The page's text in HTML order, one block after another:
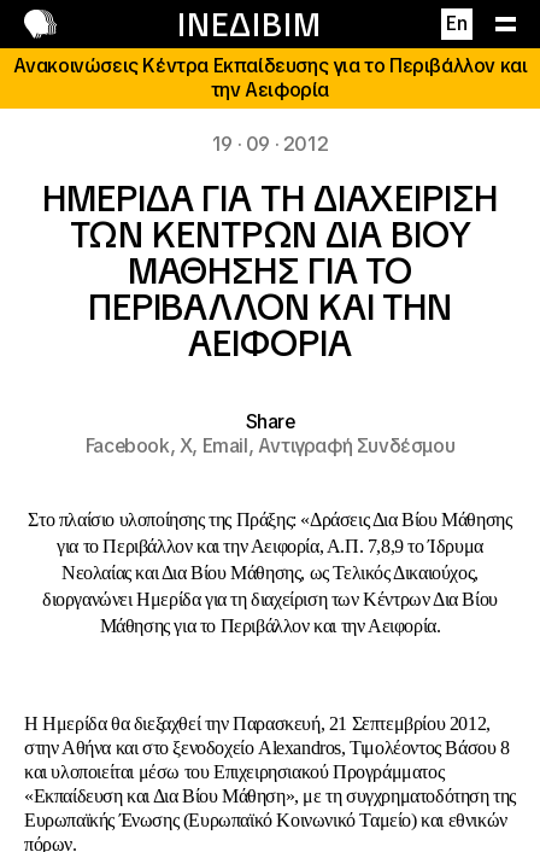
ΙΝΕΔΙΒΙΜ En
Επικοινωνία
Ανακοινώσεις Κέντρα Εκπαίδευσης για το Περιβάλλον και
την Αειφορία
19 · 09 · 2012
ΗΜΕΡΙΔΑ ΓΙΑ ΤΗ ΔΙΑΧΕΙΡΙΣΗ
ΤΩΝ ΚΕΝΤΡΩΝ ΔΙΑ ΒΙΟΥ
ΜΑΘΗΣΗΣ ΓΙΑ ΤΟ
ΠΕΡΙΒΑΛΛΟΝ ΚΑΙ ΤΗΝ
ΑΕΙΦΟΡΙΑ
Share
Facebook,X, Email,Αντιγραφή Συνδέσμου
Στο πλαίσιο υλοποίησης της Πράξης: «Δράσεις Δια Βίου Μάθησης
για το Περιβάλλον και την Αειφορία, Α.Π. 7,8,9 το Ίδρυμα
Νεολαίας και Δια Βίου Μάθησης, ως Τελικός Δικαιούχος,
διοργανώνει Ημερίδα για τη διαχείριση των Κέντρων Δια Βίου
Μάθησης για το Περιβάλλον και την Αειφορία.
Η Ημερίδα θα διεξαχθεί την Παρασκευή, 21 Σεπτεμβρίου 2012,
στην Αθήνα και στο ξενοδοχείο Alexandros, Τιμολέοντος Βάσου 8
και υλοποιείται μέσω του Επιχειρησιακού Προγράμματος
«Εκπαίδευση και Δια Βίου Μάθηση», με τη συγχρηματοδότηση της
Ευρωπαϊκής Ένωσης (Ευρωπαϊκό Κοινωνικό Ταμείο) και εθνικών
πόρων.